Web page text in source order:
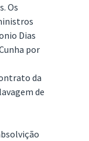
Os
Dias
por
da
de